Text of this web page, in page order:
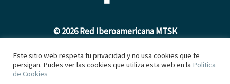
© 2026 Red Iberoamericana MTSK
Política de Cookies
Este sitio web respeta tu privacidad y no usa cookies que te
persigan. Pudes ver las cookies que utiliza esta web en la Política
de Cookies